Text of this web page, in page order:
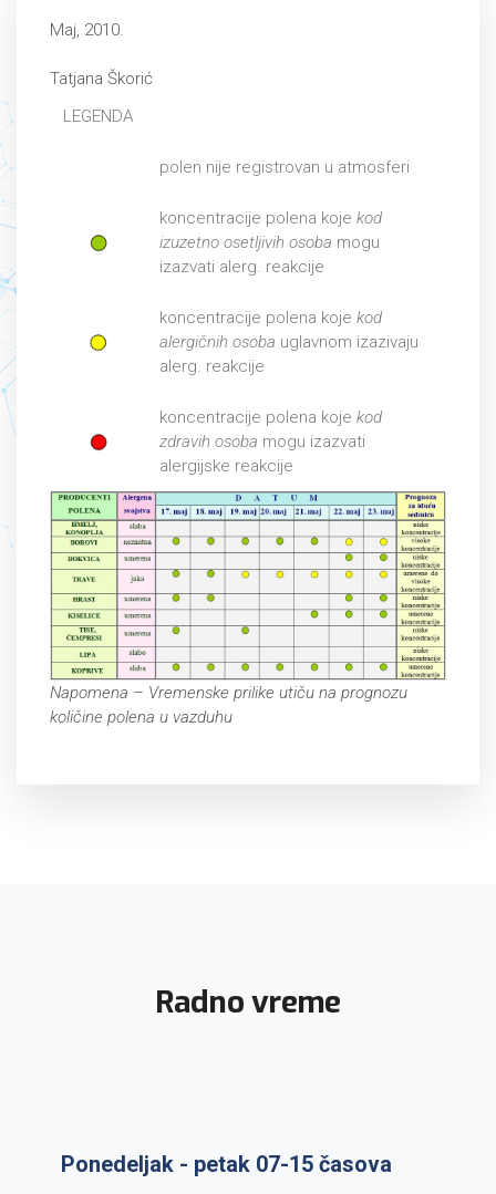
Maj, 2010.
Tatjana Škorić
LEGENDA
polen nije registrovan u atmosferi
koncentracije polena koje kod
izuzetno osetljivih osoba mogu
izazvati alerg. reakcije
koncentracije polena koje kod
alergičnih osoba uglavnom izazivaju
alerg. reakcije
koncentracije polena koje kod
zdravih osoba mogu izazvati
alergijske reakcije
Napomena – Vremenske prilike utiču na prognozu
količine polena u vazduhu
Radno vreme
Ponedeljak - petak 07-15 časova